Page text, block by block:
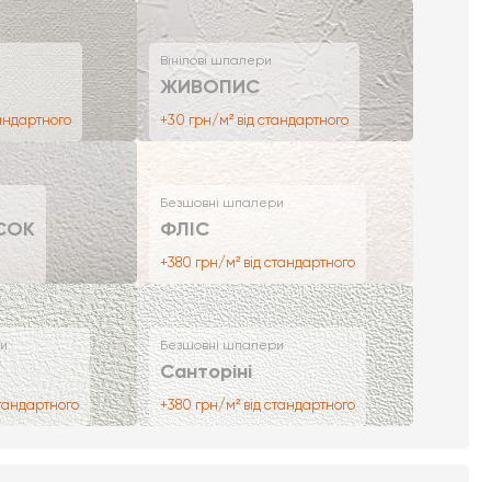
Вінілові шпалери
ЖИВОПИС
+30 грн/м² від стандартного
Безшовні шпалери
ФЛІС
+380 грн/м² від стандартного
Безшовні шпалери
Санторіні
+380 грн/м² від стандартного